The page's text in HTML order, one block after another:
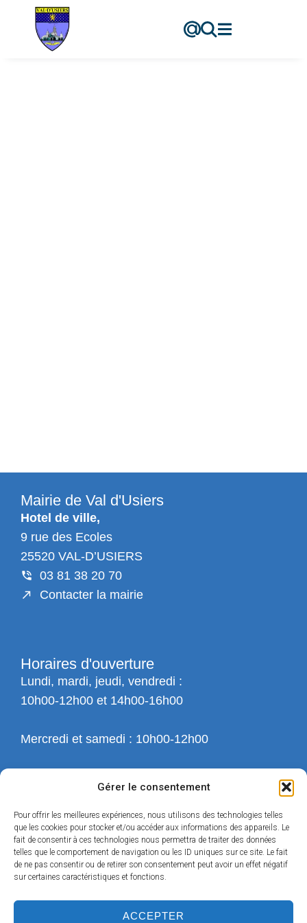
Gérer le consentement
Pour offrir les meilleures expériences, nous utilisons des technologies telles
que les cookies pour stocker et/ou accéder aux informations des appareils. Le
fait de consentir à ces technologies nous permettra de traiter des données
telles que le comportement de navigation ou les ID uniques sur ce site. Le fait
de ne pas consentir ou de retirer son consentement peut avoir un effet négatif
sur certaines caractéristiques et fonctions.
ACCEPTER
principal
Mairie de Val d'Usiers
Hotel de ville,
9 rue des Ecoles
25520 VAL-D’USIERS
03 81 38 20 70
Contacter la mairie
Horaires d'ouverture
Lundi, mardi, jeudi, vendredi :
10h00-12h00 et 14h00-16h00
Mercredi et samedi : 10h00-12h00